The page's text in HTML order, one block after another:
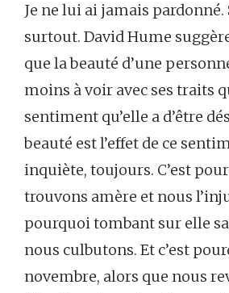
Je ne lui ai jamais pardonné.
surtout. David Hume
que la beauté d’une
moins à voir avec ses traits
sentiment qu’elle a d’être
beauté est l’effet de ce
inquiète, toujours. C’est
trouvons amère et nous
pourquoi tombant sur elle
nous culbutons. Et c’est
novembre, alors que nous